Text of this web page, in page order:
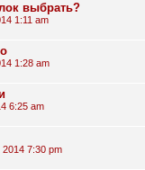
выбрать?
1:11 am
1:28 am
6:25 am
7:30 pm